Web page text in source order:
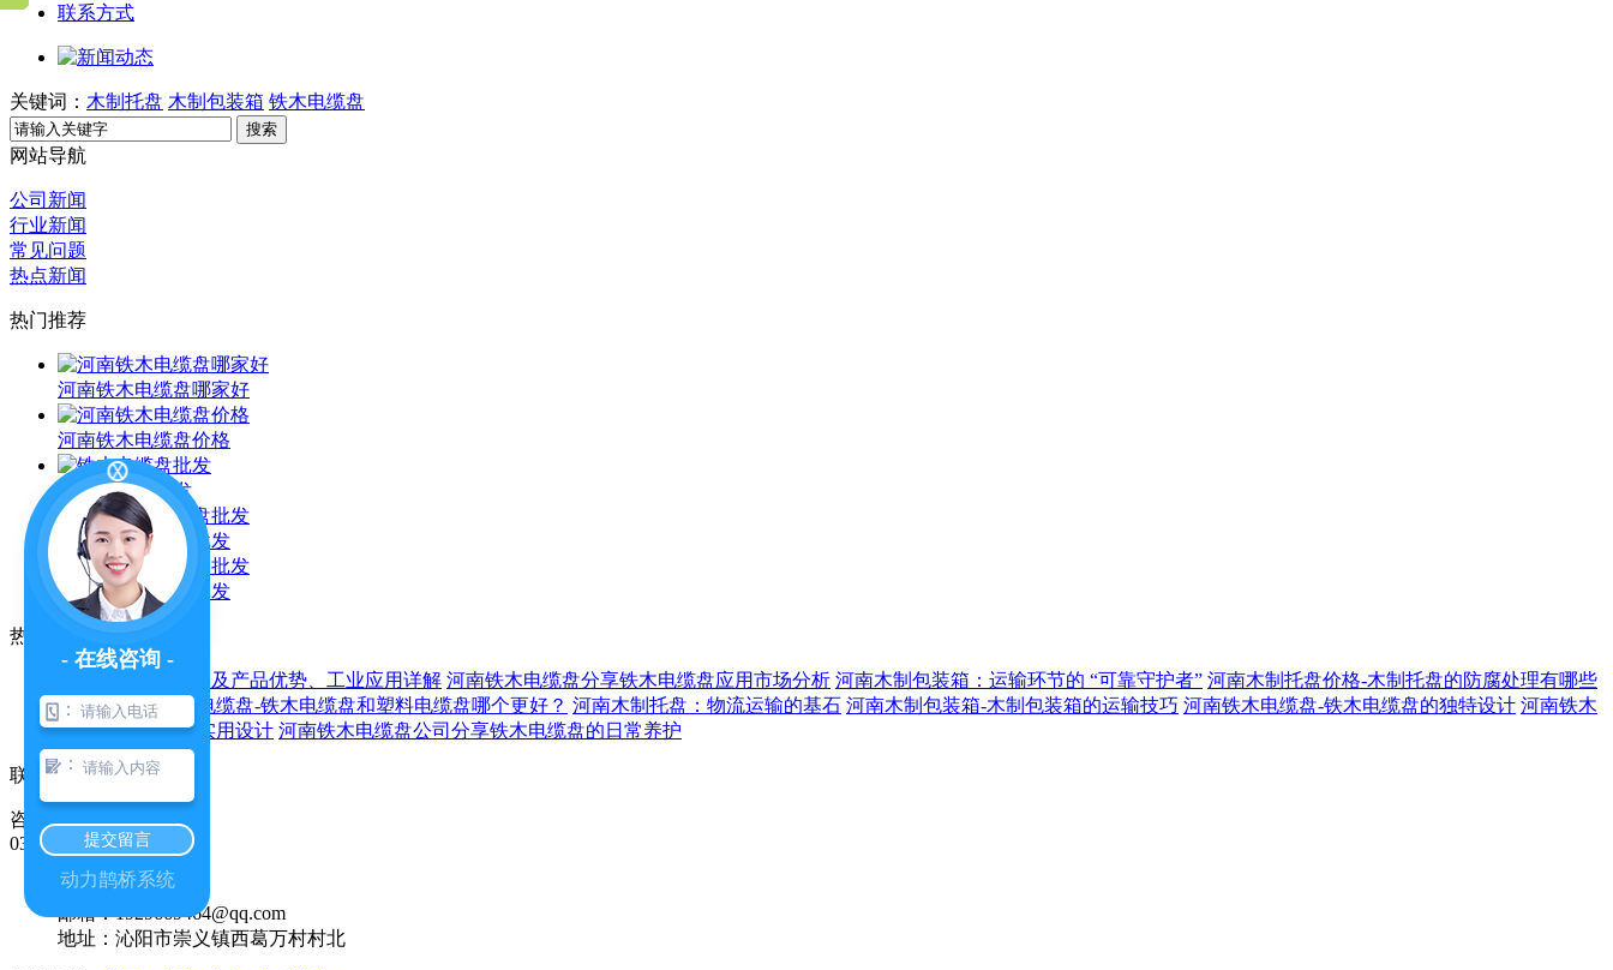
联系方式
关键词： 木制托盘 木制包装箱 铁木电缆盘
搜索
网站导航
公司新闻
行业新闻
常见问题
热点新闻
热门推荐
河南铁木电缆盘哪家好
河南铁木电缆盘价格
铁木电缆盘批发
河南铁木电缆盘批发
铁木电缆盘厂家批发
热门新闻
河南木制托盘价格及产品优势、工业应用详解 河南铁木电缆盘分享铁木电缆盘应用市场分析 河南木制包装箱：运输环节的 “可靠守护者” 河南木制托盘价格-木制托盘的防腐处理有哪些
方法？ 河南铁木电缆盘-铁木电缆盘和塑料电缆盘哪个更好？ 河南木制托盘：物流运输的基石 河南木制包装箱-木制包装箱的运输技巧 河南铁木电缆盘-铁木电缆盘的独特设计 河南铁木
电缆盘： 材料，实用设计 河南铁木电缆盘公司分享铁木电缆盘的日常养护
联系我们
咨询热线
0391-5059366
售后热线：
0391-5059366
邮箱：1929669464@qq.com
地址：沁阳市崇义镇西葛万村村北
- 在线咨询 -
：
：
提交留言
动力鹊桥系统